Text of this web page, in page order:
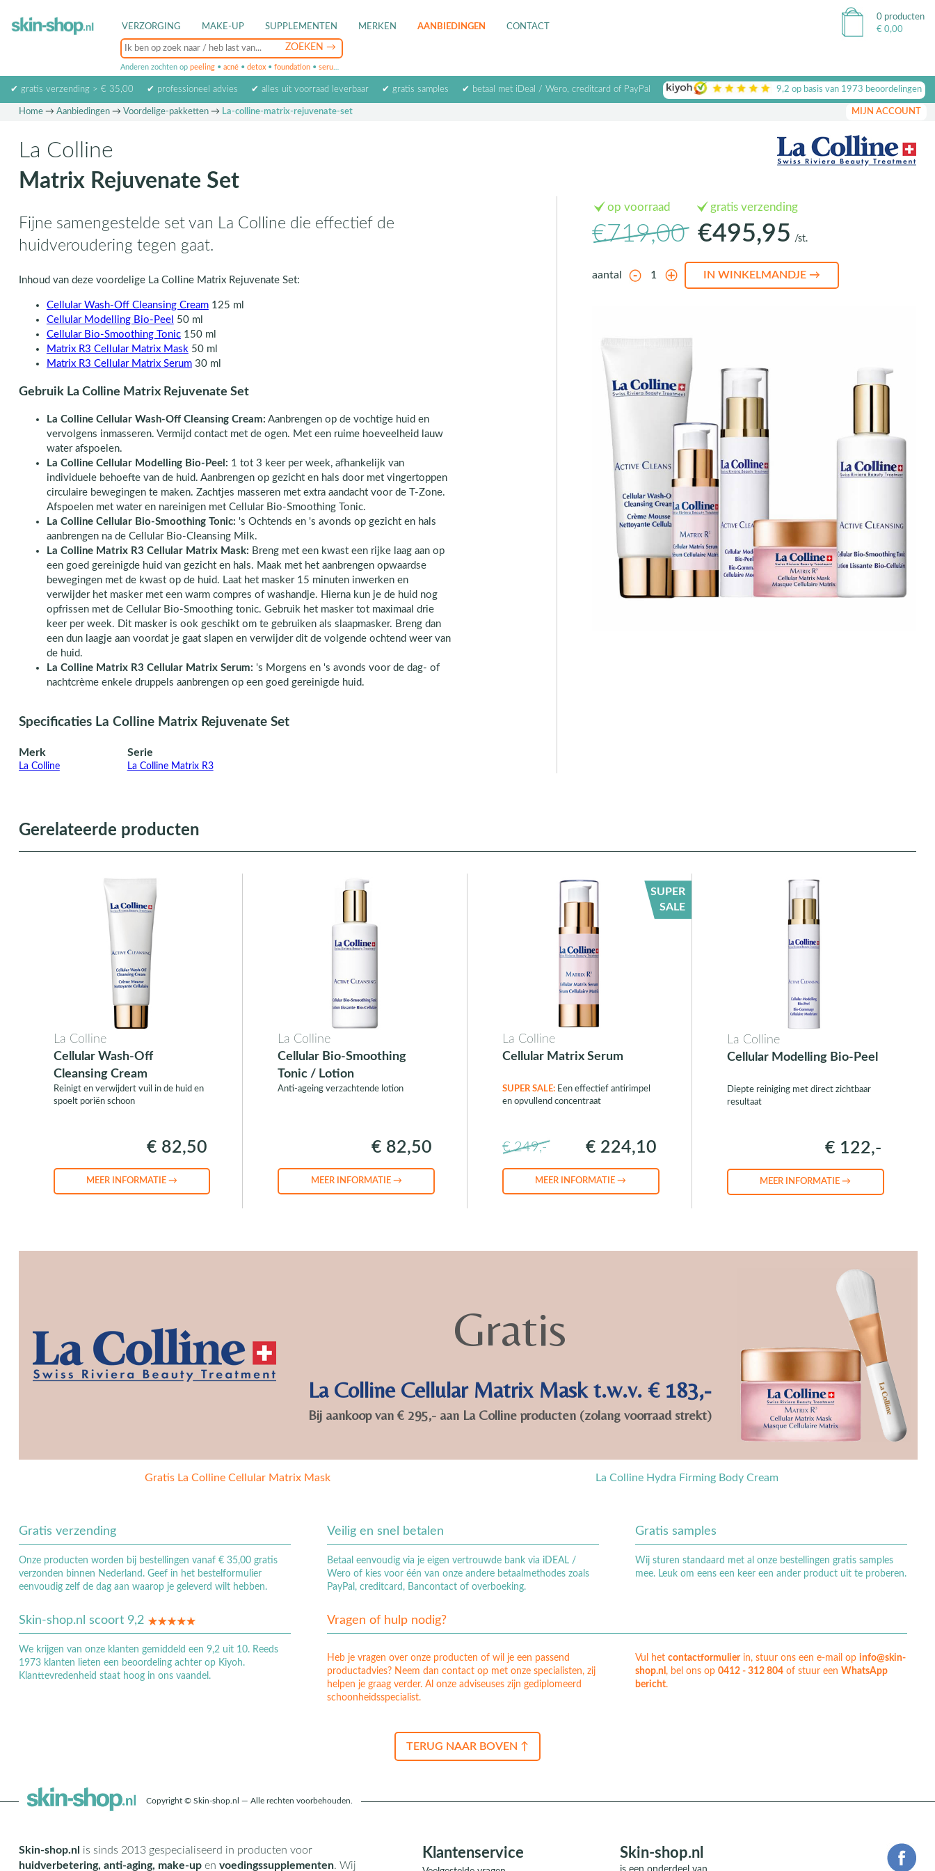
VERZORGING MAKE-UP SUPPLEMENTEN MERKEN AANBIEDINGEN CONTACT
Anderen zochten op peeling • acné • detox • foundation • serum
0 producten
€ 0,00
✔ gratis verzending > € 35,00 ✔ professioneel advies ✔ alles uit voorraad leverbaar ✔ gratis samples ✔ betaal met iDeal / Wero, creditcard of PayPal 9,2 op basis van 1973 beoordelingen
MIJN ACCOUNT
Home→ Aanbiedingen→ Voordelige-pakketten→ La-colline-matrix-rejuvenate-set
La Colline
Matrix Rejuvenate Set
Fijne samengestelde set van La Colline die effectief de
huidveroudering tegen gaat.
Inhoud van deze voordelige La Colline Matrix Rejuvenate Set:
Cellular Wash-Off Cleansing Cream125 ml
Cellular Modelling Bio-Peel 50 ml
Cellular Bio-Smoothing Tonic150 ml
Matrix R3 Cellular Matrix Mask50 ml
Matrix R3 Cellular Matrix Serum30 ml
Gebruik La Colline Matrix Rejuvenate Set
La Colline Cellular Wash-Off Cleansing Cream: Aanbrengen op de vochtige huid en
vervolgens inmasseren. Vermijd contact met de ogen. Met een ruime hoeveelheid lauw
water afspoelen.
La Colline Cellular Modelling Bio-Peel: 1 tot 3 keer per week, afhankelijk van
individuele behoefte van de huid. Aanbrengen op gezicht en hals door met vingertoppen
circulaire bewegingen te maken. Zachtjes masseren met extra aandacht voor de T-Zone.
Afspoelen met water en nareinigen met Cellular Bio-Smoothing Tonic.
La Colline Cellular Bio-Smoothing Tonic: 's Ochtends en 's avonds op gezicht en hals
aanbrengen na de Cellular Bio-Cleansing Milk.
La Colline Matrix R3 Cellular Matrix Mask: Breng met een kwast een rijke laag aan op
een goed gereinigde huid van gezicht en hals. Maak met het aanbrengen opwaardse
bewegingen met de kwast op de huid. Laat het masker 15 minuten inwerken en
verwijder het masker met een warm compres of washandje. Hierna kun je de huid nog
opfrissen met de Cellular Bio-Smoothing tonic. Gebruik het masker tot maximaal drie
keer per week. Dit masker is ook geschikt om te gebruiken als slaapmasker. Breng dan
een dun laagje aan voordat je gaat slapen en verwijder dit de volgende ochtend weer van
de huid.
La Colline Matrix R3 Cellular Matrix Serum: 's Morgens en 's avonds voor de dag- of
nachtcrème enkele druppels aanbrengen op een goed gereinigde huid.
Specificaties La Colline Matrix Rejuvenate Set
Merk
La Colline
Serie
La Colline Matrix R3
op voorraad gratis verzending
€719,00 €495,95 /st.
aantal
Gerelateerde producten
La Colline
Cellular Wash-Off
Cleansing Cream
Reinigt en verwijdert vuil in de huid en
spoelt poriën schoon
€ 82,50
MEER INFORMATIE →
La Colline
Cellular Bio-Smoothing
Tonic / Lotion
Anti-ageing verzachtende lotion
€ 82,50
MEER INFORMATIE →
SUPER
SALE
La Colline
Cellular Matrix Serum
SUPER SALE: Een effectief antirimpel
en opvullend concentraat
€ 249,- € 224,10
MEER INFORMATIE →
La Colline
Cellular Modelling Bio-Peel
Diepte reiniging met direct zichtbaar
resultaat
€ 122,-
MEER INFORMATIE →
Gratis La Colline Cellular Matrix Mask La Colline Hydra Firming Body Cream
Gratis verzending
Onze producten worden bij bestellingen vanaf € 35,00 gratis
verzonden binnen Nederland. Geef in het bestelformulier
eenvoudig zelf de dag aan waarop je geleverd wilt hebben.
Veilig en snel betalen
Betaal eenvoudig via je eigen vertrouwde bank via iDEAL /
Wero of kies voor één van onze andere betaalmethodes zoals
PayPal, creditcard, Bancontact of overboeking.
Gratis samples
Wij sturen standaard met al onze bestellingen gratis samples
mee. Leuk om eens een keer een ander product uit te proberen.
Skin-shop.nl scoort 9,2
We krijgen van onze klanten gemiddeld een 9,2 uit 10. Reeds
1973 klanten lieten een beoordeling achter op Kiyoh.
Klanttevredenheid staat hoog in ons vaandel.
Vragen of hulp nodig?
Heb je vragen over onze producten of wil je een passend
productadvies? Neem dan contact op met onze specialisten, zij
helpen je graag verder. Al onze adviseuses zijn gediplomeerd
schoonheidsspecialist.
Vul het contactformulierin, stuur ons een e-mail op info@skin-
shop.nl , bel ons op 0412 - 312 804of stuur een WhatsApp
bericht.
TERUG NAAR BOVEN ↑
Copyright © Skin-shop.nl — Alle rechten voorbehouden.
Skin-shop.nl is sinds 2013 gespecialiseerd in producten voor
huidverbetering, anti-aging, make-upen voedingssupplementen. Wij
Klantenservice Skin-shop.nl